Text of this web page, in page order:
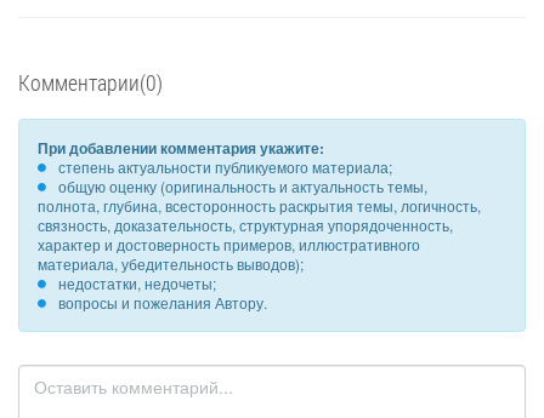
Комментарии(0)
При добавлении комментария укажите:
степень актуальности публикуемого материала;
общую оценку (оригинальность и актуальность темы,
полнота, глубина, всесторонность раскрытия темы, логичность,
связность, доказательность, структурная упорядоченность,
характер и достоверность примеров, иллюстративного
материала, убедительность выводов);
недостатки, недочеты;
вопросы и пожелания Автору.